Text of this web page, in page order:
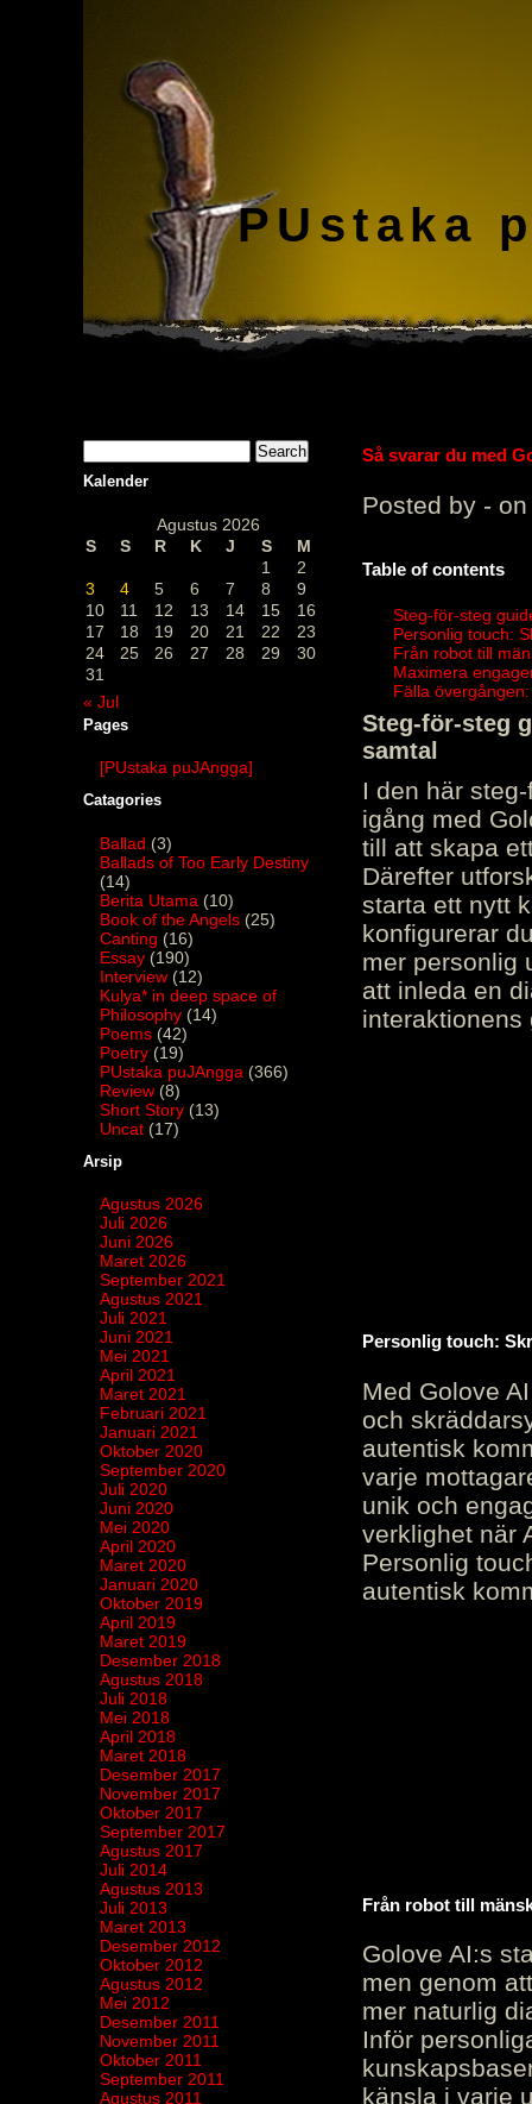
PUstaka
Kalender
Agustus 2026
S
S R K J S
M
1
2
3
4 5 6 7 8
9
10
11 12 13 14 15
16
17
18 19 20 21 22
23
24
25 26 27 28 29
30
31
« Jul
Pages
[PUstaka puJAngga]
Catagories
Ballad (3)
Ballads of Too Early Destiny
(14)
Berita Utama (10)
Book of the Angels (25)
Canting (16)
Essay (190)
Interview (12)
Kulya* in deep space of
Philosophy (14)
Poems (42)
Poetry (19)
PUstaka puJAngga (366)
Review (8)
Short Story (13)
Uncat (17)
Arsip
Agustus 2026
Juli 2026
Juni 2026
Maret 2026
September 2021
Agustus 2021
Juli 2021
Juni 2021
Mei 2021
April 2021
Maret 2021
Februari 2021
Januari 2021
Oktober 2020
September 2020
Juli 2020
Juni 2020
Mei 2020
April 2020
Maret 2020
Januari 2020
Oktober 2019
April 2019
Maret 2019
Desember 2018
Agustus 2018
Juli 2018
Mei 2018
April 2018
Maret 2018
Desember 2017
November 2017
Oktober 2017
September 2017
Agustus 2017
Juli 2014
Agustus 2013
Juli 2013
Maret 2013
Desember 2012
Oktober 2012
Agustus 2012
Mei 2012
Desember 2011
November 2011
Oktober 2011
September 2011
Agustus 2011
Så svarar du med
Posted by - on
Table of contents
Steg-för-steg
Personlig touch:
Från robot till
Maximera
Fälla
Steg-för-steg
samtal
I den här
igång med
till att skapa
Därefter
starta ett nytt
konfigurerar
mer personlig
att inleda en
interaktionens
Personlig touch:
Med Golove
och
autentisk
varje
unik och
verklighet när
Personlig
autentisk
Från robot till
Golove AI:s
men genom
mer naturlig
Inför
känsla i varje